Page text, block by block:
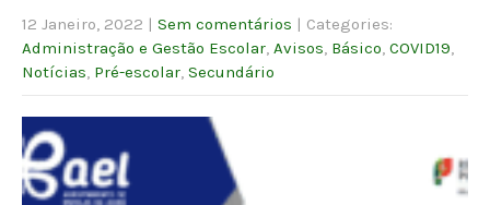
12 Janeiro, 2022 | Sem comentários | Categories:
Administração e Gestão Escolar Avisos Básico COVID19
Notícias Pré-escolar Secundário